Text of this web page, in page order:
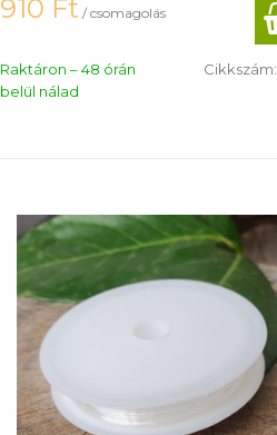
910 Ft / csomagolás
Raktáron – 48 órán
belül nálad
Cikkszám: